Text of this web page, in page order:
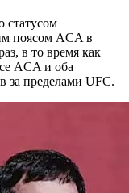
статусом
поясом ACA в
в то время как
ACA и оба
за пределами UFC.